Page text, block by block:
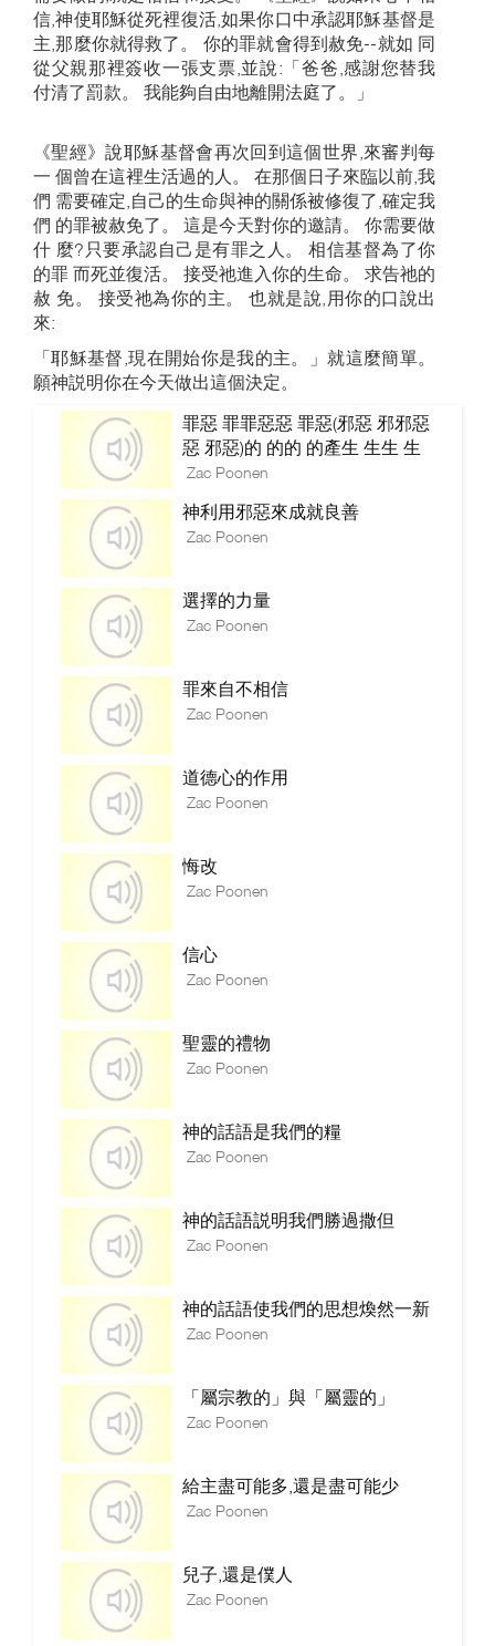
信,神使耶穌從死裡復活,如果你口中承認耶穌基督是
主,那麼你就得救了。 你的罪就會得到赦免--就如 同
從父親那裡簽收一張支票,並說:「爸爸,感謝您替我
付清了罰款。 我能夠自由地離開法庭了。」
《聖經》說耶穌基督會再次回到這個世界,來審判每
一 個曾在這裡生活過的人。 在那個日子來臨以前,我
們 需要確定,自己的生命與神的關係被修復了,確定我
們 的罪被赦免了。 這是今天對你的邀請。 你需要做
什 麼?只要承認自己是有罪之人。 相信基督為了你
的罪 而死並復活。 接受祂進入你的生命。 求告祂的
赦 免。 接受祂為你的主。 也就是說,用你的口說出
來:
「耶穌基督,現在開始你是我的主。」就這麼簡單。
願神説明你在今天做出這個決定。
罪惡 罪罪惡惡 罪惡(邪惡 邪邪惡
惡 邪惡)的 的的 的產生 生生 生
Zac Poonen
神利用邪惡來成就良善
Zac Poonen
選擇的力量
Zac Poonen
罪來自不相信
Zac Poonen
道德心的作用
Zac Poonen
悔改
Zac Poonen
信心
Zac Poonen
聖靈的禮物
Zac Poonen
神的話語是我們的糧
Zac Poonen
神的話語説明我們勝過撒但
Zac Poonen
神的話語使我們的思想煥然一新
Zac Poonen
「屬宗教的」與「屬靈的」
Zac Poonen
給主盡可能多,還是盡可能少
Zac Poonen
兒子,還是僕人
Zac Poonen